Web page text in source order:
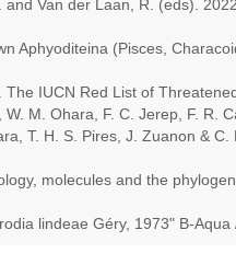
and Van der Laan, R. (eds).
Aphyoditeina (Pisces,
The IUCN Red List of
W. M. Ohara, F. C. Jerep, F.
T. H. S. Pires, J. Zuanon &
molecules and the
lindeae Géry, 1973" B-